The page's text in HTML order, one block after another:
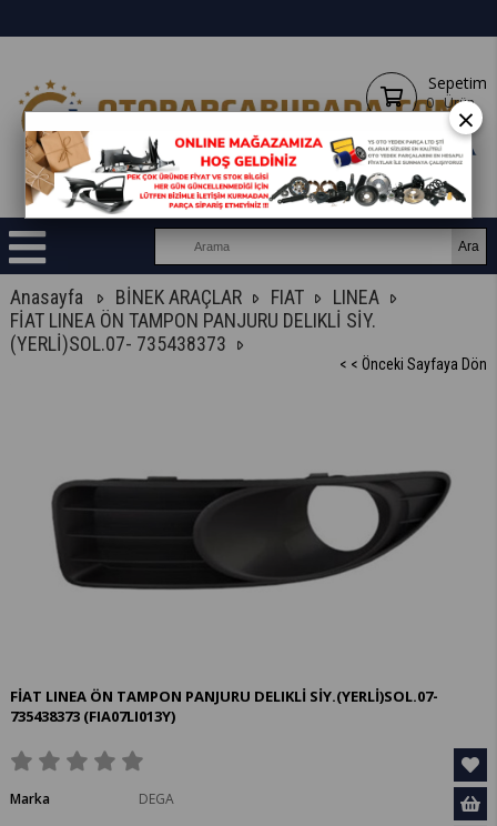
Sepetim
0 Ürün
Anasayfa BİNEK ARAÇLAR FIAT
LINEA
FİAT LINEA ÖN TAMPON PANJURU DELIKLİ SİY.
(YERLİ)SOL.07- 735438373
< < Önceki Sayfaya Dön
FİAT LINEA ÖN TAMPON PANJURU DELIKLİ SİY.(YERLİ)SOL.07-
735438373 (FIA07LI013Y)
Marka
DEGA
×